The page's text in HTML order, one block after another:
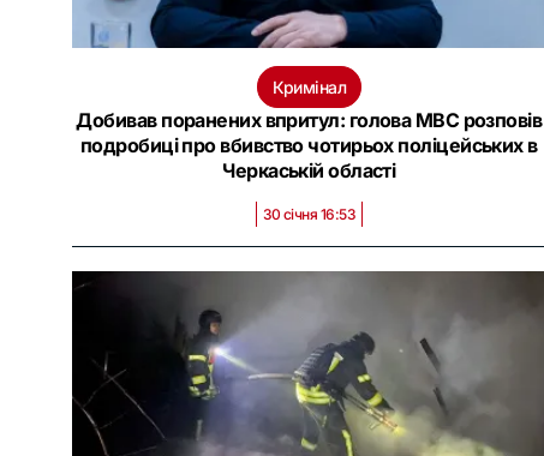
Кримінал
Добивав поранених впритул: голова МВС розповів
подробиці про вбивство чотирьох поліцейських в
Черкаській області
30 січня 16:53